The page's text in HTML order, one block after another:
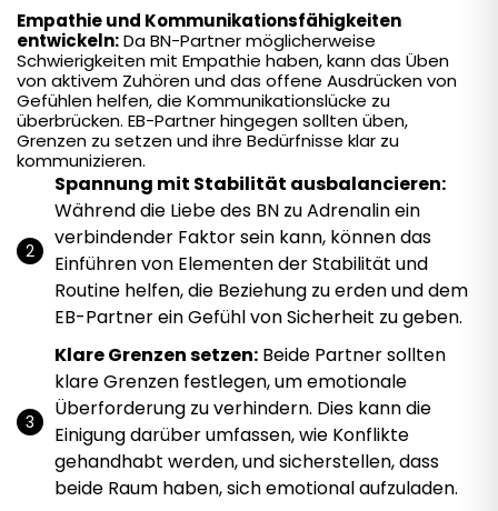
Empathie und Kommunikationsfähigkeiten
entwickeln:Da BN-Partner möglicherweise
Schwierigkeiten mit Empathie haben, kann das Üben
von aktivem Zuhören und das offene Ausdrücken von
Gefühlen helfen, die Kommunikationslücke zu
überbrücken. EB-Partner hingegen sollten üben,
Grenzen zu setzen und ihre Bedürfnisse klar zu
kommunizieren.
Spannung mit Stabilität ausbalancieren:
Während die Liebe des BN zu Adrenalin ein
verbindender Faktor sein kann, können das
Einführen von Elementen der Stabilität und
Routine helfen, die Beziehung zu erden und dem
EB-Partner ein Gefühl von Sicherheit zu geben.
Klare Grenzen setzen: Beide Partner sollten
klare Grenzen festlegen, um emotionale
Überforderung zu verhindern. Dies kann die
Einigung darüber umfassen, wie Konflikte
gehandhabt werden, und sicherstellen, dass
beide Raum haben, sich emotional aufzuladen.